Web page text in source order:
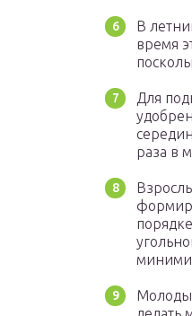
В
время
Для
раза в